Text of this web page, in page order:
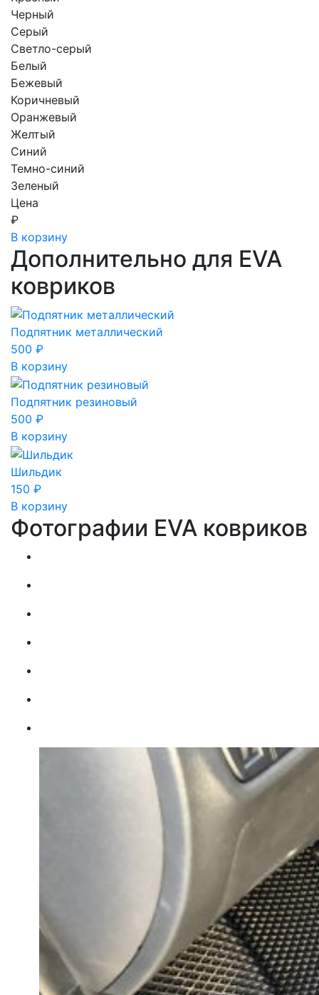
Черный
Серый
Светло-серый
Белый
Бежевый
Коричневый
Оранжевый
Желтый
Синий
Темно-синий
Зеленый
Цена
₽
В корзину
Дополнительно для EVA
ковриков
Подпятник металлический
500 ₽
В корзину
Подпятник резиновый
500 ₽
В корзину
Шильдик
150 ₽
В корзину
Фотографии EVA ковриков